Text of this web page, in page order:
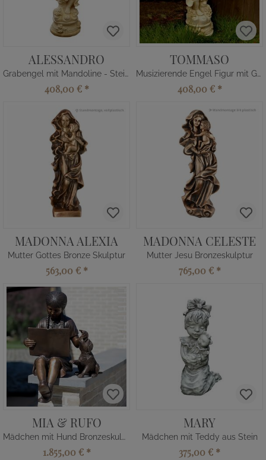
ALESSANDRO
Grabengel mit Mandoline - Stein Skulptur
408,00 € *
TOMMASO
Musizierende Engel Figur mit Geige
408,00 € *
MADONNA ALEXIA
Mutter Gottes Bronze Skulptur
563,00 € *
MADONNA CELESTE
Mutter Jesu Bronzeskulptur
765,00 € *
MIA & RUFO
Mädchen mit Hund Bronzeskulptur
1.855,00 € *
MARY
Mädchen mit Teddy aus Stein
375,00 € *